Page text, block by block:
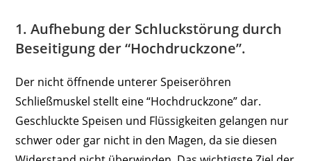
1. Aufhebung der Schluckstörung durch
Beseitigung der “Hochdruckzone”.
Der nicht öffnende unterer Speiseröhren
Schließmuskel stellt eine “Hochdruckzone” dar.
Geschluckte Speisen und Flüssigkeiten gelangen nur
schwer oder gar nicht in den Magen, da sie diesen